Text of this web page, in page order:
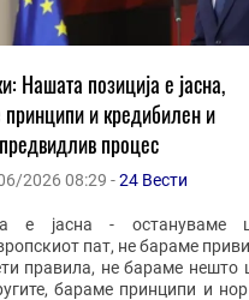
Нашата позиција е јасна,
и кредибилен и
предвидлив процес
2026 08:29 -24 Вести
е јасна - остануваме
пат, не бараме
правила, не бараме нешто
бараме принципи и